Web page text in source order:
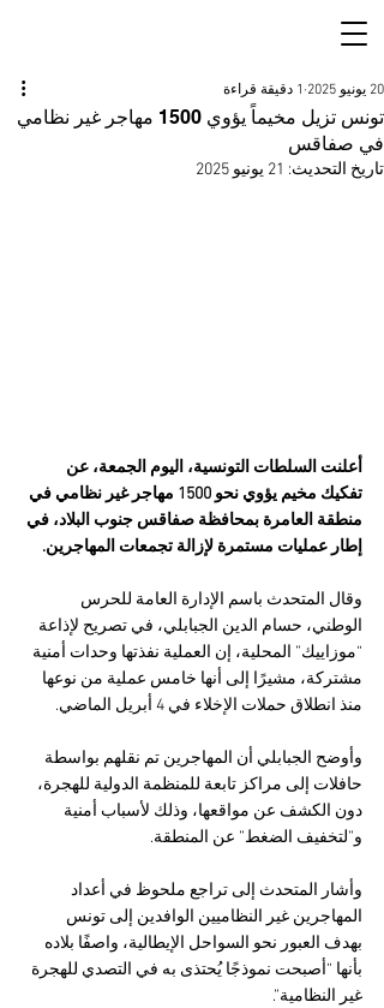
تونس تزيل مخيماً يؤوي 1500 مهاجر غير نظامي
في صفاقس
20 يونيو 2025 1 دقيقة قراءة
تاريخ التحديث: 21 يونيو 2025
أعلنت السلطات التونسية، اليوم الجمعة، عن
تفكيك مخيم يؤوي نحو 1500 مهاجر غير نظامي في
منطقة العامرة بمحافظة صفاقس جنوب البلاد، في
إطار عمليات مستمرة لإزالة تجمعات المهاجرين.
وقال المتحدث باسم الإدارة العامة للحرس
الوطني، حسام الدين الجبابلي، في تصريح لإذاعة
“موزاييك” المحلية، إن العملية نفذتها وحدات أمنية
مشتركة، مشيرًا إلى أنها خامس عملية من نوعها
منذ انطلاق حملات الإخلاء في 4 أبريل الماضي.
وأوضح الجبابلي أن المهاجرين تم نقلهم بواسطة
حافلات إلى مراكز تابعة للمنظمة الدولية للهجرة،
دون الكشف عن مواقعها، وذلك لأسباب أمنية
و”لتخفيف الضغط” عن المنطقة.
وأشار المتحدث إلى تراجع ملحوظ في أعداد
المهاجرين غير النظاميين الوافدين إلى تونس
بهدف العبور نحو السواحل الإيطالية، واصفًا بلاده
بأنها “أصبحت نموذجًا يُحتذى به في التصدي للهجرة
غير النظامية”.